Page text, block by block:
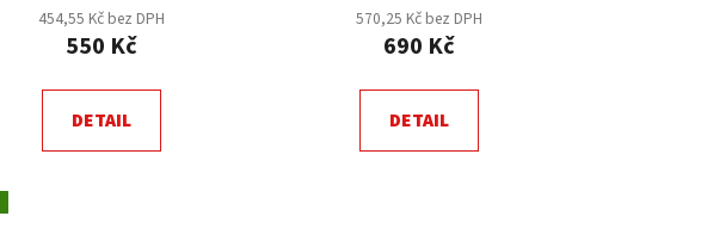
454,55 Kč bez DPH
550 Kč
DETAIL
570,25 Kč bez DPH
690 Kč
DETAIL